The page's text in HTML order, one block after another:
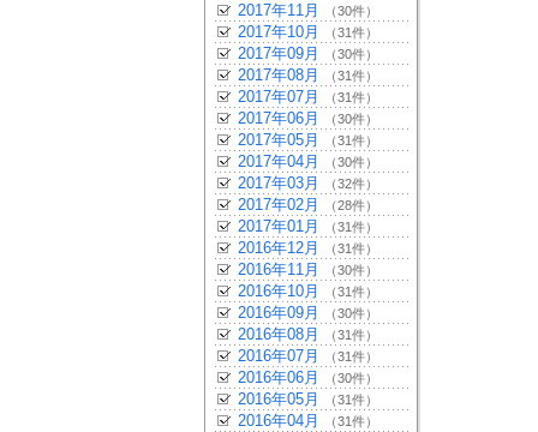
2017年11月 （30件）
2017年10月 （31件）
2017年09月 （30件）
2017年08月 （31件）
2017年07月 （31件）
2017年06月 （30件）
2017年05月 （31件）
2017年04月 （30件）
2017年03月 （32件）
2017年02月 （28件）
2017年01月 （31件）
2016年12月 （31件）
2016年11月 （30件）
2016年10月 （31件）
2016年09月 （30件）
2016年08月 （31件）
2016年07月 （31件）
2016年06月 （30件）
2016年05月 （31件）
2016年04月 （31件）